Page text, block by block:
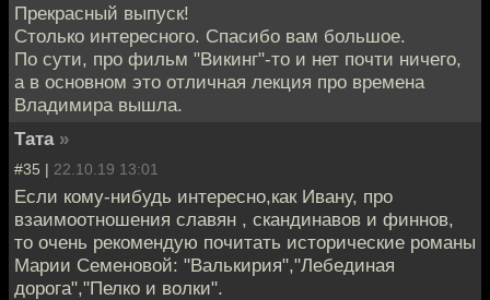
Прекрасный выпуск!
Столько интересного. Спасибо вам большое.
По сути, про фильм "Викинг"-то и нет почти ничего,
а в основном это отличная лекция про времена
Владимира вышла.
Тата »
#35 | 22.10.19 13:01
Если кому-нибудь интересно,как Ивану, про
взаимоотношения славян , скандинавов и финнов,
то очень рекомендую почитать исторические романы
Марии Семеновой: "Валькирия","Лебединая
дорога","Пелко и волки".